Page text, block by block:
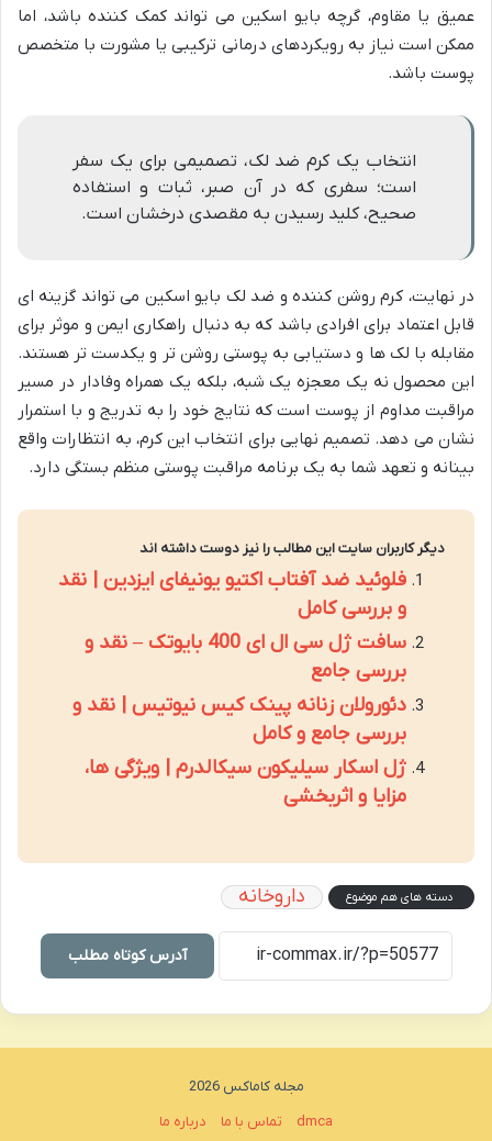
عمیق یا مقاوم، گرچه بایو اسکین می تواند کمک کننده باشد، اما
ممکن است نیاز به رویکردهای درمانی ترکیبی یا مشورت با متخصص
پوست باشد.
انتخاب یک کرم ضد لک، تصمیمی برای یک سفر
است؛ سفری که در آن صبر، ثبات و استفاده
صحیح، کلید رسیدن به مقصدی درخشان است.
در نهایت، کرم روشن کننده و ضد لک بایو اسکین می تواند گزینه ای
قابل اعتماد برای افرادی باشد که به دنبال راهکاری ایمن و موثر برای
مقابله با لک ها و دستیابی به پوستی روشن تر و یکدست تر هستند.
این محصول نه یک معجزه یک شبه، بلکه یک همراه وفادار در مسیر
مراقبت مداوم از پوست است که نتایج خود را به تدریج و با استمرار
نشان می دهد. تصمیم نهایی برای انتخاب این کرم، به انتظارات واقع
بینانه و تعهد شما به یک برنامه مراقبت پوستی منظم بستگی دارد.
دیگر کاربران سایت این مطالب را نیز دوست داشته اند
فلوئید ضد آفتاب اکتیو یونیفای ایزدین | نقد
و بررسی کامل
سافت ژل سی ال ای 400 بایوتک – نقد و
بررسی جامع
دئورولان زنانه پینک کیس نیوتیس | نقد و
بررسی جامع و کامل
ژل اسکار سیلیکون سیکالدرم | ویژگی ها،
مزایا و اثربخشی
دسته های هم موضوع داروخانه
آدرس کوتاه مطلب
مجله کاماکس 2026
dmca
تماس با ما درباره ما